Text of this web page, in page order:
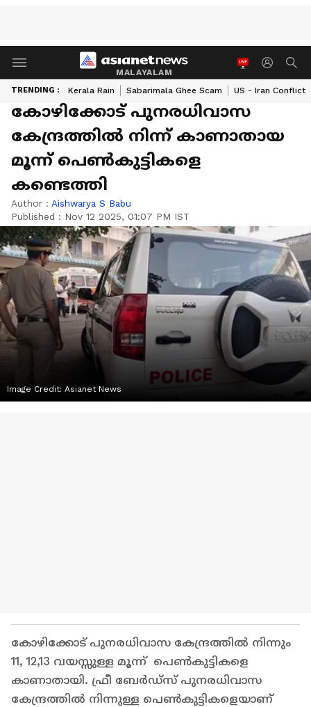
MALAYALAM
TRENDING : Kerala Rain Sabarimala Ghee Scam US - Iran Conflict
കോഴിക്കോട് പുനരധിവാസ
കേന്ദ്രത്തില്‍ നിന്ന് കാണാതായ
മൂന്ന് പെൺകുട്ടികളെ
കണ്ടെത്തി
Author : Aishwarya S Babu
Published : Nov 12 2025, 01:07 PM IST
Image Credit: Asianet News
കോഴിക്കോട് പുനരധിവാസ കേന്ദ്രത്തിൽ നിന്നും
11, 12,13 വയസ്സുള്ള മൂന്ന് പെൺകുട്ടികളെ
കാണാതായി. ഫ്രീ ബേർഡ്സ് പുനരധിവാസ
കേന്ദ്രത്തിൽ നിന്നുള്ള പെൺകുട്ടികളെയാണ്